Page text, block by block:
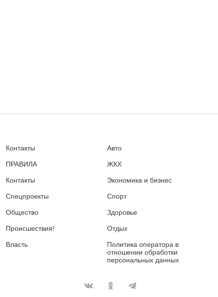
Контакты
ПРАВИЛА
Контакты
Спецпроекты
Общество
Происшествия!
Власть
Авто
ЖКХ
Экономика и бизнес
Спорт
Здоровье
Отдых
Политика оператора в
отношении обработки
персональных данных